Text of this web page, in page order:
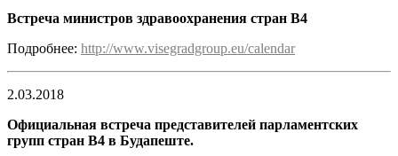
Встреча министров здравоохранения стран В4
Подробнее: http://www.visegradgroup.eu/calendar
2.03.2018
Официальная встреча представителей парламентских
групп стран В4 в Будапеште.